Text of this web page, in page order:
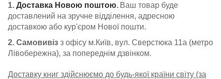
1. Доставка Новою поштою. Ваш товар буде
доставлений на зручне відділення, адресною
доставкою або кур'єром Нової пошти.
2. Самовивіз з офісу м.Київ, вул. Сверстюка 11а (метро
Лівобережна), за попереднім дзвінком.
Доставку книг здійснюємо до будь-якої країни світу (за